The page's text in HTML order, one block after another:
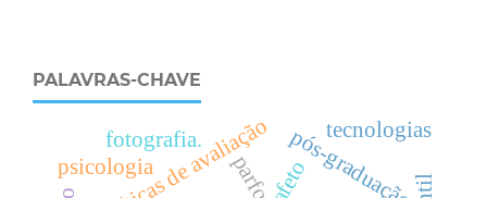
PALAVRAS-CHAVE
políticas de avaliaçãopós-graduação
parfor
psicologia
tecnologias
fotografia.
afeto